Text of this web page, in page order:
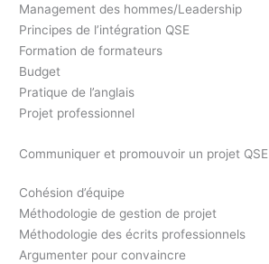
Management des hommes/Leadership
Principes de l’intégration QSE
Formation de formateurs
Budget
Pratique de l’anglais
Projet professionnel
Communiquer et promouvoir un projet QSE
Cohésion d’équipe
Méthodologie de gestion de projet
Méthodologie des écrits professionnels
Argumenter pour convaincre